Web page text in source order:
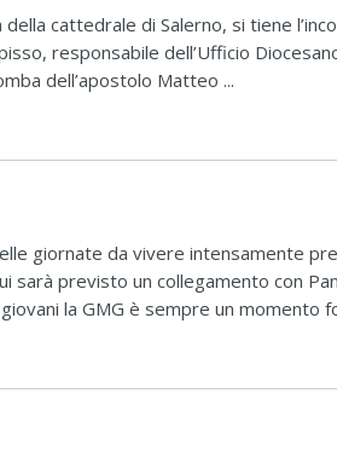
cattedrale di Salerno, si tiene
responsabile dell’Ufficio
dell’apostolo Matteo ...
giornate da vivere intensamente
sarà previsto un collegamento con
la GMG è sempre un momento